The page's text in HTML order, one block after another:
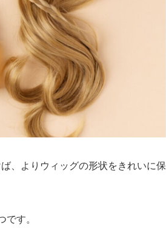
、よりウィッグの形状をきれいに保
す。